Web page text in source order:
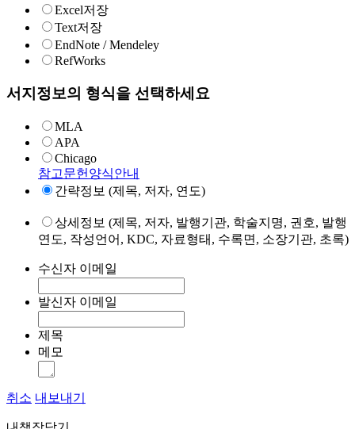
Excel저장
Text저장
EndNote / Mendeley
RefWorks
서지정보의 형식을 선택하세요
MLA
APA
Chicago
참고문헌양식안내
간략정보 (제목, 저자, 연도)
상세정보 (제목, 저자, 발행기관, 학술지명, 권호, 발행
연도, 작성언어, KDC, 자료형태, 수록면, 소장기관, 초록)
수신자 이메일
발신자 이메일
제목
메모
취소 내보내기